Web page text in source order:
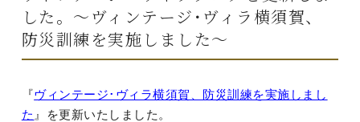
した。～ヴィンテージ･ヴィラ横須賀、
防災訓練を実施しました～
『ヴィンテージ･ヴィラ横須賀、防災訓練を実施しまし
た 』を更新いたしました。